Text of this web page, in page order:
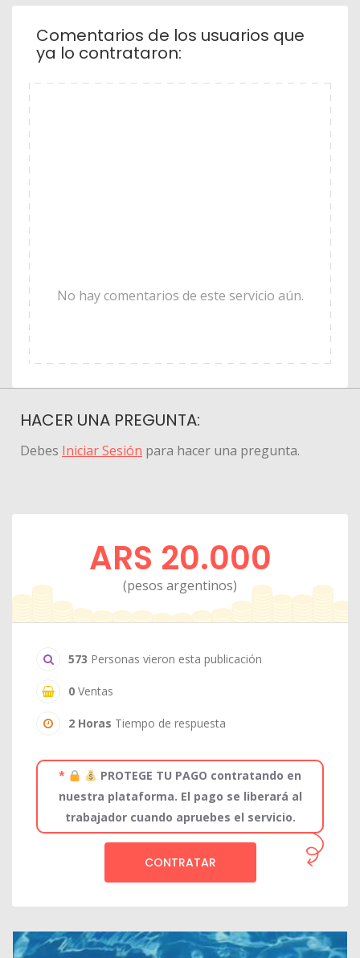
Comentarios de los usuarios que
ya lo contrataron:
No hay comentarios de este servicio aún.
HACER UNA PREGUNTA:
Debes Iniciar Sesión para hacer una pregunta.
ARS 20.000
(pesos argentinos)
573 Personas vieron esta publicación
0 Ventas
2 Horas Tiempo de respuesta
*
PROTEGE TU PAGO contratando en
nuestra plataforma. El pago se liberará al
trabajador cuando apruebes el servicio.
CONTRATAR